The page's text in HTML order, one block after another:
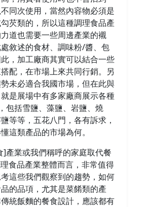
同次使用，當然內容物必須是
芡類的，所以這種調理食品產
道也需要一些周邊產業的襯
敘述的食材、調味粉/醬、包
，加工廠商其實可以結合一些
配，在市場上來共同行銷。另
未必適合我國市場，但在此與
是展場中有多家廠商展示各種
包括雪鹽、藻鹽、岩鹽、燒
等等，五花八門，各有訴求，
這類產品的市場為何。
]產業或我們稱呼的家庭取代餐
食品產業整體而言，非常值得
這些我們觀察到的趨勢，如何
的品項，尤其是菜餚類的產
統飯麵的餐食設計，應該都有